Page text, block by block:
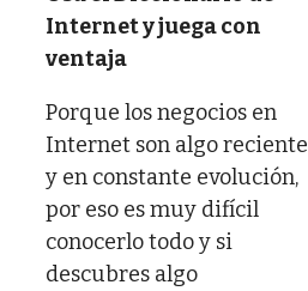
Internet y juega con
ventaja
Porque los negocios en
Internet son algo reciente
y en constante evolución,
por eso es muy difícil
conocerlo todo y si
descubres algo